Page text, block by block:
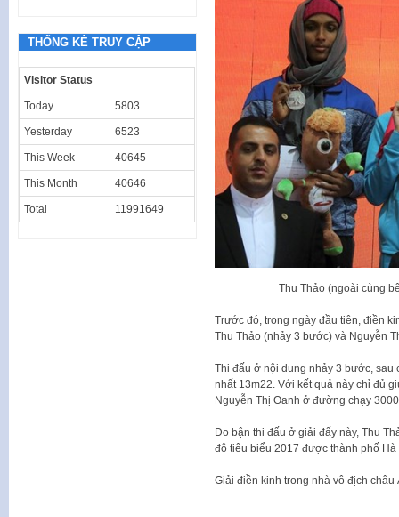
Thu Thảo (ngoài cùng
Trước đó, trong ngày đầu tiên, điền
Thu Thảo (nhảy 3 bước) và Nguyễn
Thi đấu ở nội dung nhảy 3 bước, sau
nhất 13m22. Với kết quả này chỉ đủ
Nguyễn Thị Oanh ở đường chạy
Do bận thi đấu ở giải đấy này, Thu
đô tiêu biểu 2017 được thành phố Hà
Giải điền kinh trong nhà vô địch
THỐNG KÊ TRUY CẬP
Visitor Status
Today 5803
Yesterday 6523
This Week 40645
This Month 40646
Total 11991649